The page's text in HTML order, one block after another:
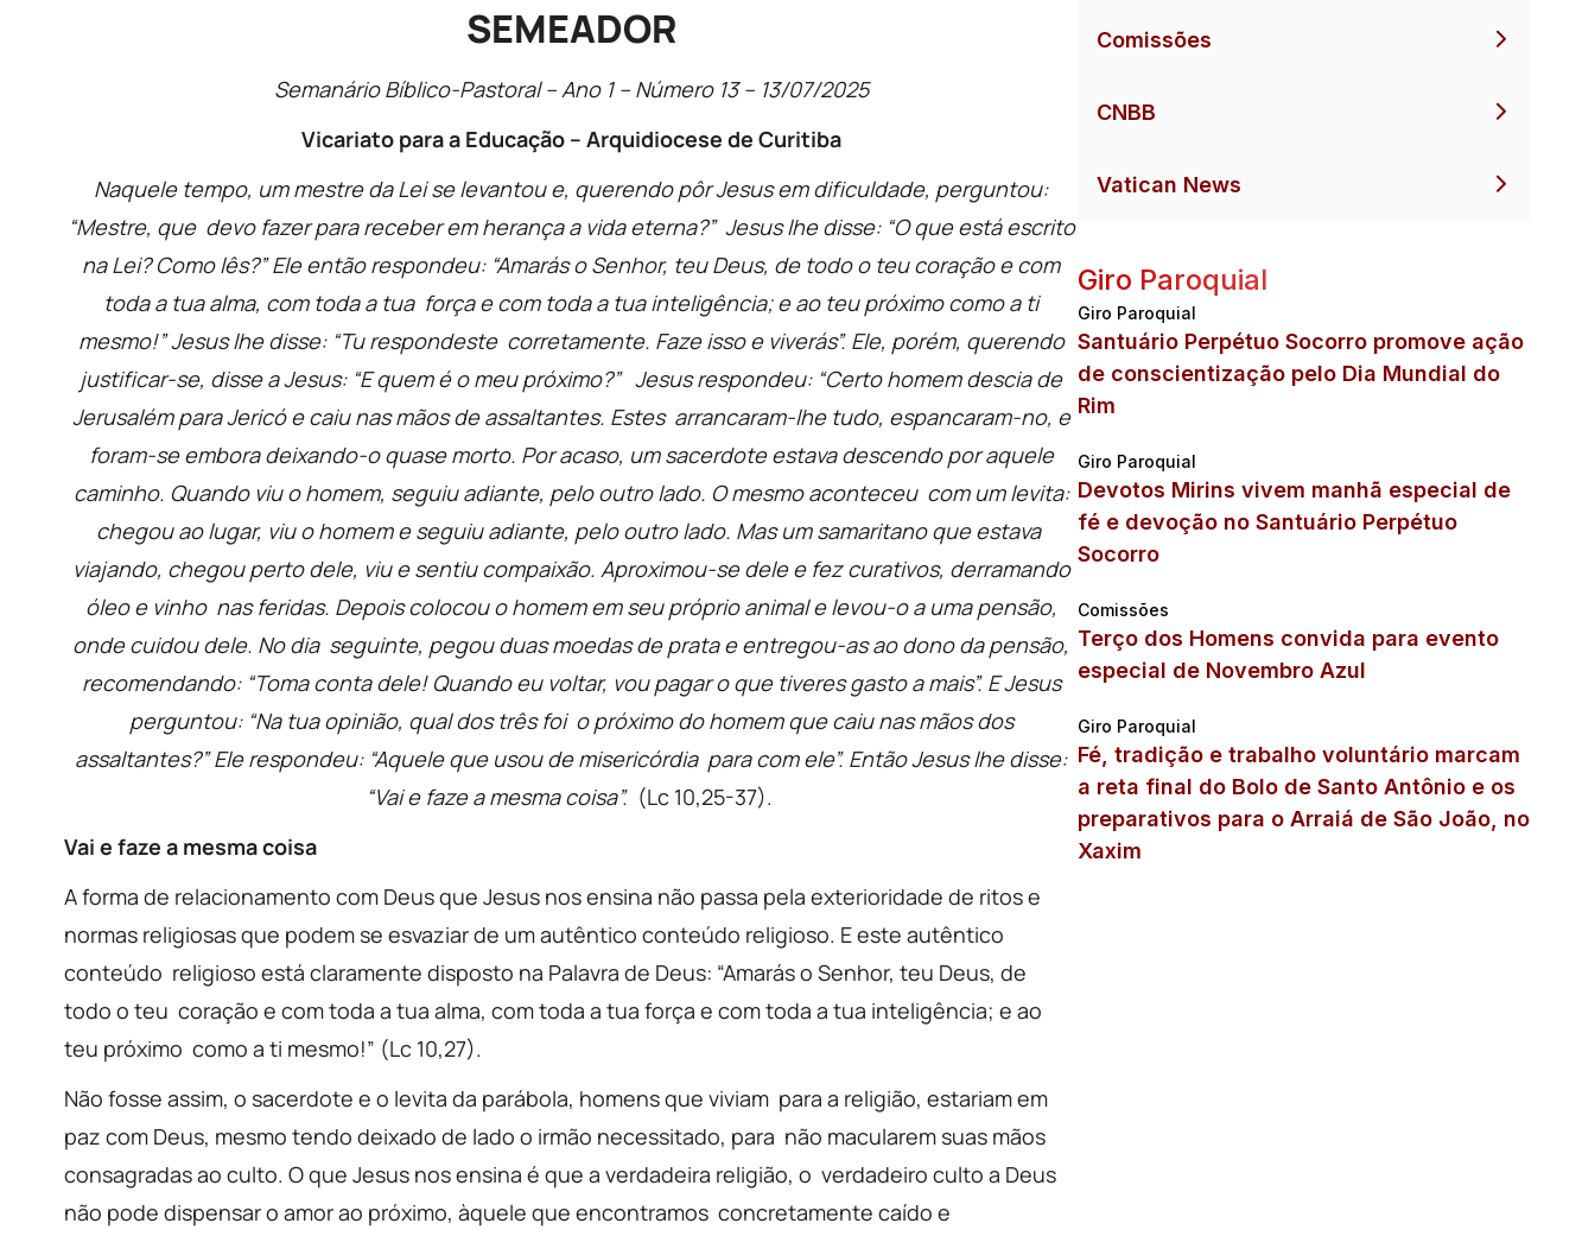
SEMEADOR
Semanário Bíblico-Pastoral – Ano 1 – Número 13 – 13/07/2025
Vicariato para a Educação – Arquidiocese de Curitiba
Naquele tempo, um mestre da Lei se levantou e, querendo pôr Jesus em dificuldade, perguntou:
“Mestre, que devo fazer para receber em herança a vida eterna?” Jesus lhe disse: “O que está escrito
na Lei? Como lês?” Ele então respondeu: “Amarás o Senhor, teu Deus, de todo o teu coração e com
toda a tua alma, com toda a tua força e com toda a tua inteligência; e ao teu próximo como a ti
mesmo!”Jesus lhe disse: “Tu respondeste corretamente. Faze isso e viverás”. Ele, porém, querendo
justificar-se, disse a Jesus: “E quem é o meu próximo?” Jesus respondeu: “Certo homem descia de
Jerusalém para Jericó e caiu nas mãos de assaltantes. Estes arrancaram-lhe tudo, espancaram-no, e
foram-se embora deixando-o quase morto. Por acaso, um sacerdoteestava descendo por aquele
caminho. Quando viu o homem, seguiu adiante, pelo outro lado. O mesmo aconteceu com um levita:
chegou ao lugar, viu o homem e seguiu adiante, pelo outro lado. Mas um samaritano que estava
viajando, chegou perto dele, viu e sentiu compaixão. Aproximou-se dele e fez curativos, derramando
óleo e vinho nas feridas. Depois colocou o homem em seu próprio animal e levou-o a uma pensão,
onde cuidou dele. No dia seguinte, pegou duas moedas de prata e entregou-as ao dono da pensão,
recomendando: “Toma conta dele! Quando eu voltar, vou pagar o que tiveres gasto a mais”. E Jesus
perguntou: “Na tua opinião, qual dos três foi o próximo do homem que caiu nas mãos dos
assaltantes?” Ele respondeu: “Aquele que usou de misericórdia para com ele”. Então Jesus lhe disse:
“Vai e faze a mesma coisa”. (Lc 10,25-37).
Vai e faze a mesma coisa
A forma de relacionamento com Deus que Jesus nos ensina não passa pela exterioridade de ritos e
normas religiosas que podem se esvaziar de um autêntico conteúdo religioso. E este autêntico
conteúdo religioso está claramente disposto na Palavra de Deus: “Amarás o Senhor, teu Deus, de
todo o teu coração e com toda a tua alma, com toda a tua força e com toda a tua inteligência; e ao
teu próximo como a ti mesmo!” (Lc 10,27).
Não fosse assim, o sacerdote e o levita da parábola, homens que viviam para a religião, estariam em
paz com Deus, mesmo tendo deixado de lado o irmão necessitado, para não macularem suas mãos
consagradas ao culto. O que Jesus nos ensina é que a verdadeira religião, o verdadeiro culto a Deus
não pode dispensar o amor ao próximo, àquele que encontramos concretamente caído e
Comissões
CNBB
Vatican News
Giro Paroquial
Giro Paroquial
Santuário Perpétuo Socorro promove ação
de conscientização pelo Dia Mundial do
Rim
Giro Paroquial
Devotos Mirins vivem manhã especial de
fé e devoção no Santuário Perpétuo
Socorro
Comissões
Terço dos Homens convida para evento
especial de Novembro Azul
Giro Paroquial
Fé, tradição e trabalho voluntário marcam
a reta final do Bolo de Santo Antônio e os
preparativos para o Arraiá de São João, no
Xaxim